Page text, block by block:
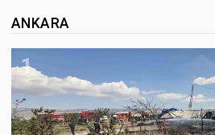
ANKARA
1